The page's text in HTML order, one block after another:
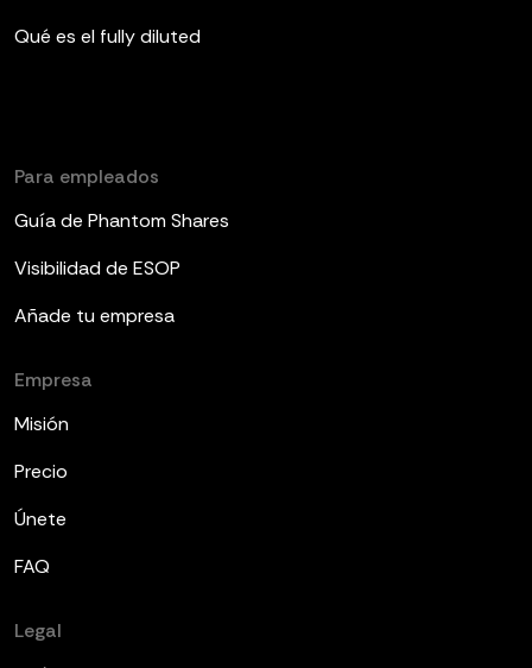
Qué es el fully diluted
Para empleados
Guía de Phantom Shares
Visibilidad de ESOP
Añade tu empresa
Empresa
Misión
Precio
Únete
FAQ
Legal